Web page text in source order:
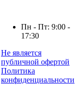
Пн - Пт: 9:00 -
17:30
Не является
публичной офертой
Политика
конфиденциальности